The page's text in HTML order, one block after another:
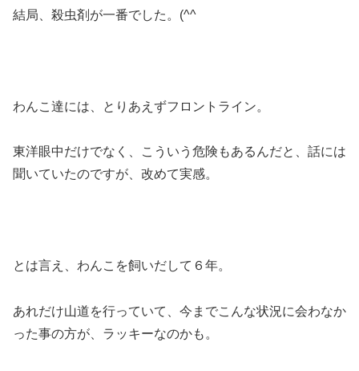
結局、殺虫剤が一番でした。(^^ゞ
わんこ達には、とりあえずフロントライン。
東洋眼中だけでなく、こういう危険もあるんだと、話には
聞いていたのですが、改めて実感。
とは言え、わんこを飼いだして６年。
あれだけ山道を行っていて、今までこんな状況に会わなか
った事の方が、ラッキーなのかも。